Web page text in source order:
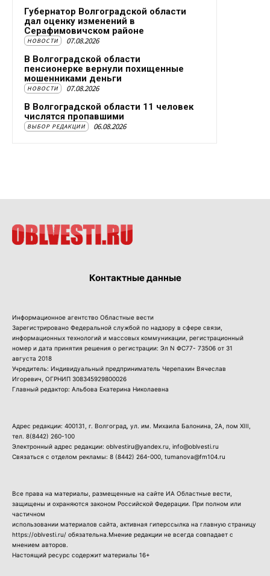
Губернатор Волгоградской области
дал оценку изменений в
Серафимовичском районе
НОВОСТИ 07.08.2026
В Волгоградской области
пенсионерке вернули похищенные
мошенниками деньги
НОВОСТИ 07.08.2026
В Волгоградской области 11 человек
числятся пропавшими
ВЫБОР РЕДАКЦИИ 06.08.2026
Контактные данные
Информационное агентство Областные вести
Зарегистрировано Федеральной службой по надзору в сфере связи,
информационных технологий и массовых коммуникации, регистрационный
номер и дата принятия решения о регистрации: Эл N ФС77- 73506 от 31
августа 2018
Учредитель: Индивидуальный предприниматель Черепахин Вячеслав
Игоревич, ОГРНИП 308345929800026
Главный редактор: Альбова Екатерина Николаевна
Адрес редакции: 400131, г. Волгоград, ул. им. Михаила Балонина, 2А, пом XIII,
тел. 8(8442) 260-100
Электронный адрес редакции: oblvestiru@yandex.ru, info@oblvesti.ru
Связаться с отделом рекламы: 8 (8442) 264-000 , tumanova@fm104.ru
Все права на материалы, размещенные на сайте ИА Областные вести,
защищены и охраняются законом Российской Федерации. При полном или
частичном
использовании материалов сайта, активная гиперссылка на главную страницу
https://oblvesti.ru/ обязательна.Мнение редакции не всегда совпадает с
мнением авторов.
Настоящий ресурс содержит материалы 16+